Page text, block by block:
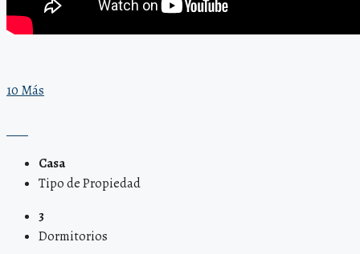
10 Más
Casa
Tipo de Propiedad
3
Dormitorios